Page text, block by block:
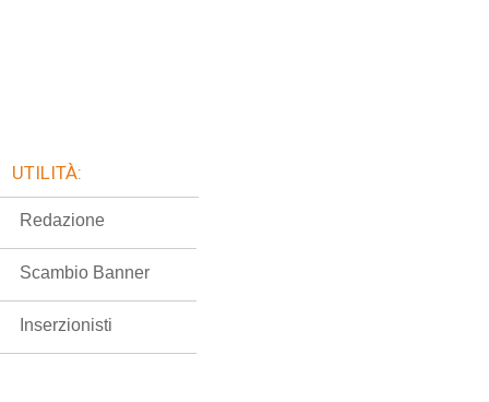
UTILITÀ:
Redazione
Scambio Banner
Inserzionisti